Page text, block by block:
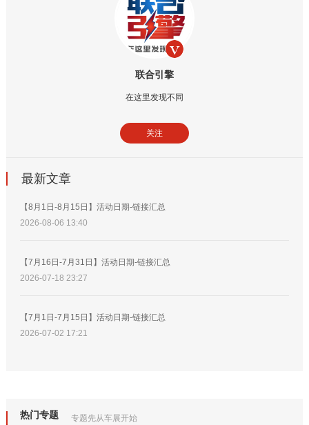
联合引擎
在这里发现不同
关注
最新文章
【8月1日-8月15日】活动日期-链接汇总
2026-08-06 13:40
【7月16日-7月31日】活动日期-链接汇总
2026-07-18 23:27
【7月1日-7月15日】活动日期-链接汇总
2026-07-02 17:21
热门专题 专题先从车展开始